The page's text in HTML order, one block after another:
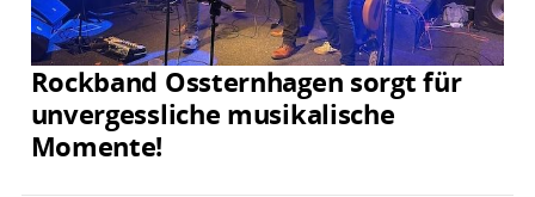
Rockband Ossternhagen sorgt für
unvergessliche musikalische
Momente!